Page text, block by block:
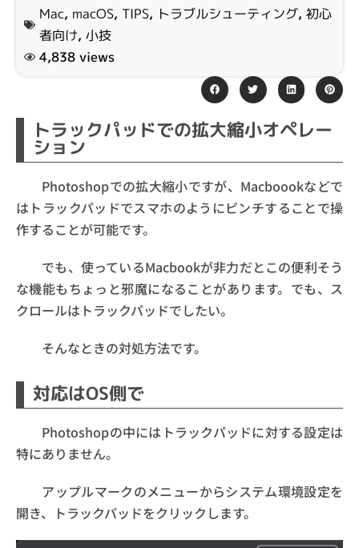
Mac, macOS, TIPS, トラブルシューティング, 初心
者向け, 小技
4,838 views
トラックパッドでの拡大縮小オペレー
ション
Photoshopでの拡大縮小ですが、Macboookなどで
はトラックパッドでスマホのようにピンチすることで操
作することが可能です。
でも、使っているMacbookが非力だとこの便利そう
な機能もちょっと邪魔になることがあります。でも、ス
クロールはトラックパッドでしたい。
そんなときの対処方法です。
対応はOS側で
Photoshopの中にはトラックパッドに対する設定は
特にありません。
アップルマークのメニューからシステム環境設定を
開き、トラックパッドをクリックします。